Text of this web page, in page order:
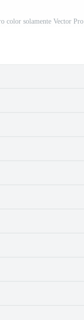
color solamente Vector Pro